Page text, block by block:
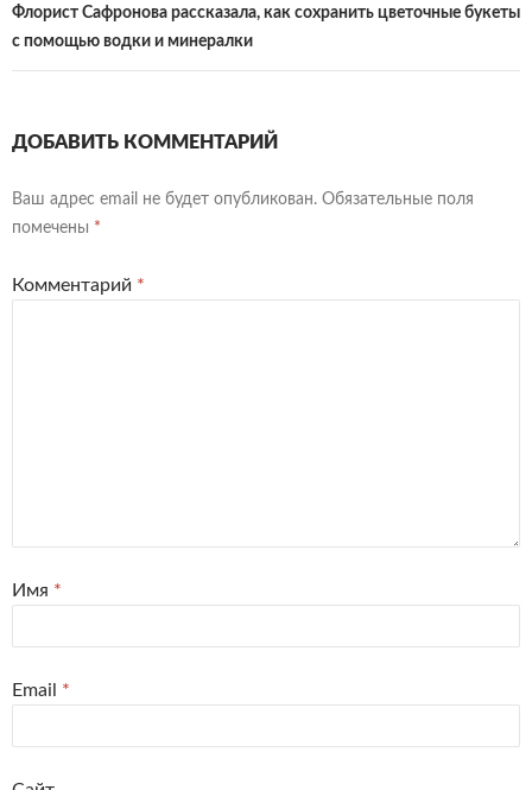
Флорист Сафронова рассказала, как сохранить цветочные букеты
с помощью водки и минералки
ДОБАВИТЬ КОММЕНТАРИЙ
Ваш адрес email не будет опубликован. Обязательные поля
помечены *
Комментарий *
Имя *
Email *